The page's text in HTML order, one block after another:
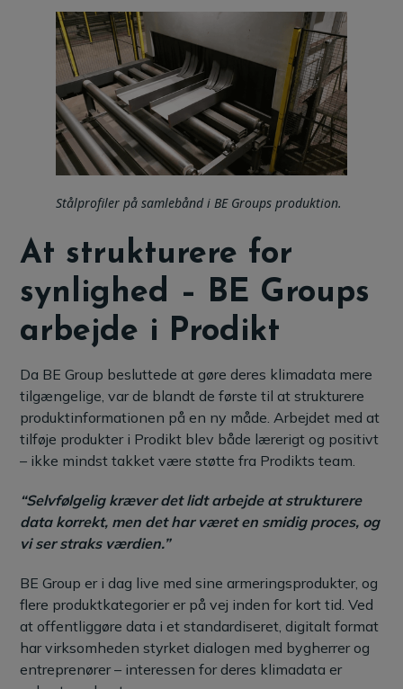
Stålprofiler på samlebånd i BE Groups produktion.
At strukturere for
synlighed – BE Groups
arbejde i Prodikt
Da BE Group besluttede at gøre deres klimadata mere
tilgængelige, var de blandt de første til at strukturere
produktinformationen på en ny måde. Arbejdet med at
tilføje produkter i Prodikt blev både lærerigt og positivt
– ikke mindst takket være støtte fra Prodikts team.
“Selvfølgelig kræver det lidt arbejde at strukturere
data korrekt, men det har været en smidig proces, og
vi ser straks værdien.”
BE Group er i dag live med sine armeringsprodukter, og
flere produktkategorier er på vej inden for kort tid. Ved
at offentliggøre data i et standardiseret, digitalt format
har virksomheden styrket dialogen med bygherrer og
entreprenører – interessen for deres klimadata er